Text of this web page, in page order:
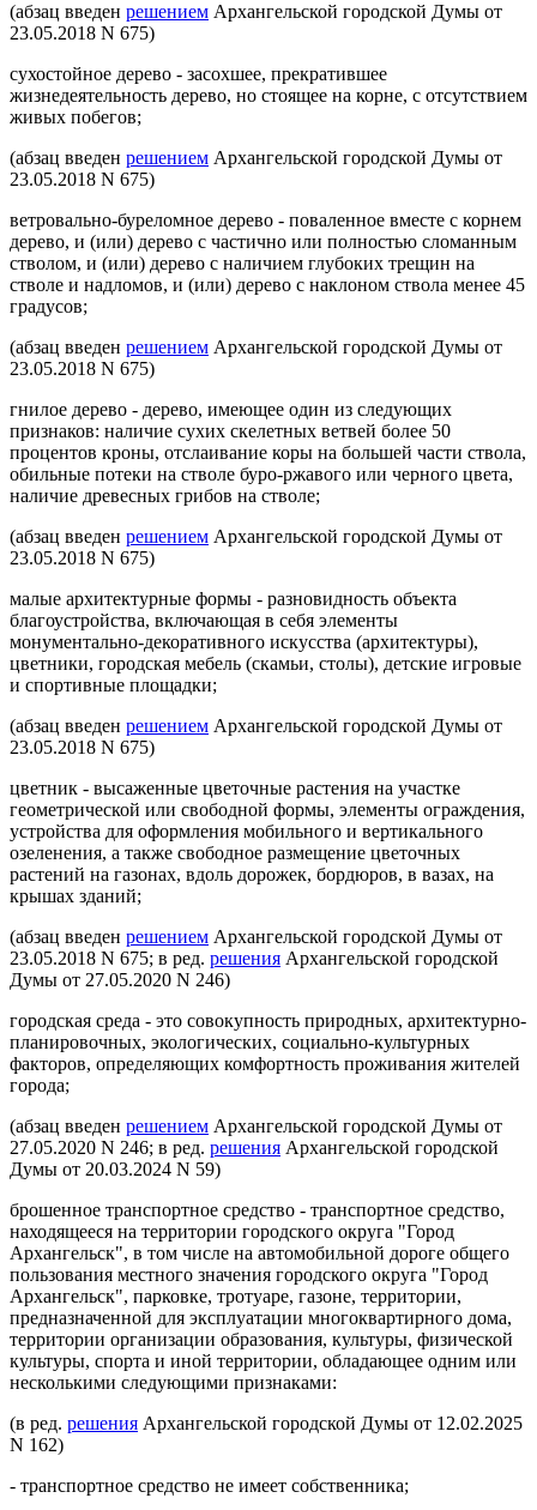
(абзац введен решением Архангельской городской Думы от
23.05.2018 N 675)
сухостойное дерево - засохшее, прекратившее
жизнедеятельность дерево, но стоящее на корне, с отсутствием
живых побегов;
(абзац введен решением Архангельской городской Думы от
23.05.2018 N 675)
ветровально-буреломное дерево - поваленное вместе с корнем
дерево, и (или) дерево с частично или полностью сломанным
стволом, и (или) дерево с наличием глубоких трещин на
стволе и надломов, и (или) дерево с наклоном ствола менее 45
градусов;
(абзац введен решением Архангельской городской Думы от
23.05.2018 N 675)
гнилое дерево - дерево, имеющее один из следующих
признаков: наличие сухих скелетных ветвей более 50
процентов кроны, отслаивание коры на большей части ствола,
обильные потеки на стволе буро-ржавого или черного цвета,
наличие древесных грибов на стволе;
(абзац введен решением Архангельской городской Думы от
23.05.2018 N 675)
малые архитектурные формы - разновидность объекта
благоустройства, включающая в себя элементы
монументально-декоративного искусства (архитектуры),
цветники, городская мебель (скамьи, столы), детские игровые
и спортивные площадки;
(абзац введен решением Архангельской городской Думы от
23.05.2018 N 675)
цветник - высаженные цветочные растения на участке
геометрической или свободной формы, элементы ограждения,
устройства для оформления мобильного и вертикального
озеленения, а также свободное размещение цветочных
растений на газонах, вдоль дорожек, бордюров, в вазах, на
крышах зданий;
(абзац введен решением Архангельской городской Думы от
23.05.2018 N 675; в ред. решения Архангельской городской
Думы от 27.05.2020 N 246)
городская среда - это совокупность природных, архитектурно-
планировочных, экологических, социально-культурных
факторов, определяющих комфортность проживания жителей
города;
(абзац введен решением Архангельской городской Думы от
27.05.2020 N 246; в ред. решения Архангельской городской
Думы от 20.03.2024 N 59)
брошенное транспортное средство - транспортное средство,
находящееся на территории городского округа "Город
Архангельск", в том числе на автомобильной дороге общего
пользования местного значения городского округа "Город
Архангельск", парковке, тротуаре, газоне, территории,
предназначенной для эксплуатации многоквартирного дома,
территории организации образования, культуры, физической
культуры, спорта и иной территории, обладающее одним или
несколькими следующими признаками:
(в ред. решения Архангельской городской Думы от 12.02.2025
N 162)
- транспортное средство не имеет собственника;